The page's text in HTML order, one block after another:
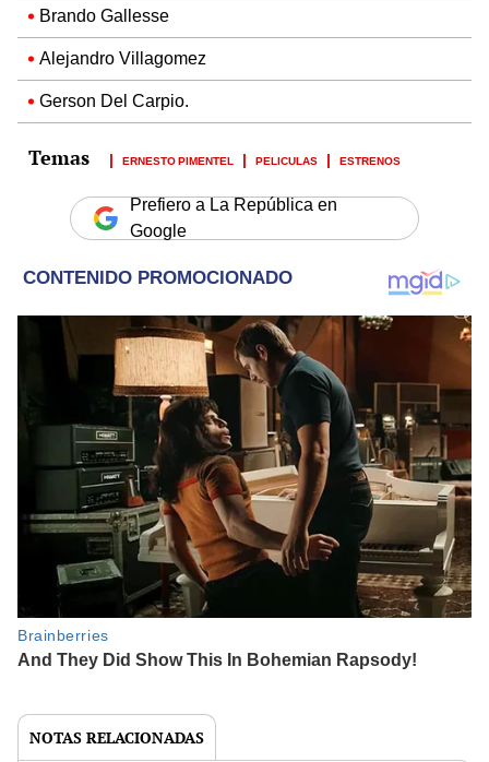
Brando Gallesse
Alejandro Villagomez
Gerson Del Carpio.
ERNESTO PIMENTEL PELICULAS ESTRENOS
Prefiero a La República en
Google
NOTAS RELACIONADAS